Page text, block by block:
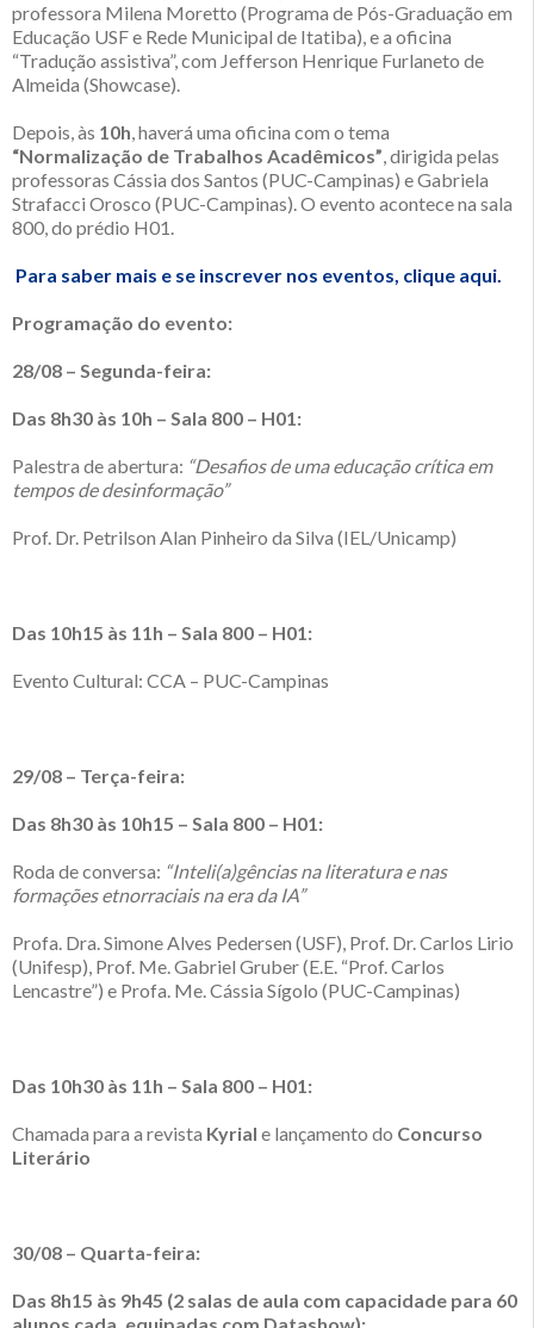
professora Milena Moretto (Programa de Pós-Graduação em
Educação USF e Rede Municipal de Itatiba), e a oficina
“Tradução assistiva”, com Jefferson Henrique Furlaneto de
Almeida (Showcase).
Depois, às 10h, haverá uma oficina com o tema
“Normalização de Trabalhos Acadêmicos”, dirigida pelas
professoras Cássia dos Santos (PUC-Campinas) e Gabriela
Strafacci Orosco (PUC-Campinas). O evento acontece na sala
800, do prédio H01.
Para saber mais e se inscrever nos eventos, clique aqui.
Programação do evento:
28/08 – Segunda-feira:
Das 8h30 às 10h – Sala 800 – H01:
Palestra de abertura: “Desafios de uma educação crítica em
tempos de desinformação”
Prof. Dr. Petrilson Alan Pinheiro da Silva (IEL/Unicamp)
Das 10h15 às 11h – Sala 800 – H01:
Evento Cultural: CCA – PUC-Campinas
29/08 – Terça-feira:
Das 8h30 às 10h15 – Sala 800 – H01:
Roda de conversa: “Inteli(a)gências na literatura e nas
formações etnorraciais na era da IA”
Profa. Dra. Simone Alves Pedersen (USF), Prof. Dr. Carlos Lirio
(Unifesp), Prof. Me. Gabriel Gruber (E.E. “Prof. Carlos
Lencastre”) e Profa. Me. Cássia Sígolo (PUC-Campinas)
Das 10h30 às 11h – Sala 800 – H01:
Chamada para a revista Kyrial e lançamento do Concurso
Literário
30/08 – Quarta-feira:
Das 8h15 às 9h45 (2 salas de aula com capacidade para 60